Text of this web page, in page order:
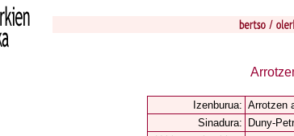
Izenburua: Arrotzen
Sinadura:
Duny-